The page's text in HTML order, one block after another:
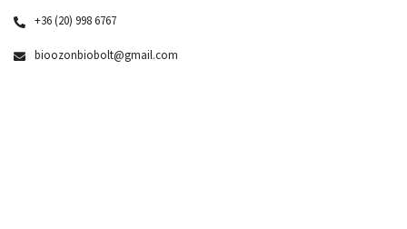
+36 (20) 998 6767
bioozonbiobolt@gmail.com